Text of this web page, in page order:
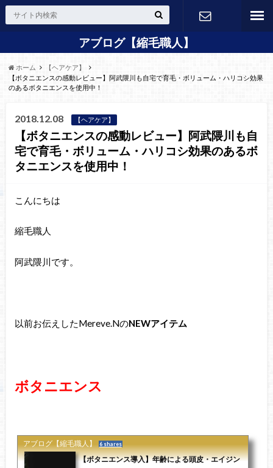
アブログ【縮毛職人】24H Web
予約
ホーム
【ヘアケア】
【ボタニエンスの感動レビュー】阿武隈川も自宅で育毛・ボリューム・ハリコシ効果
のあるボタニエンスを使用中！
2018.12.08 【ヘアケア】
【ボタニエンスの感動レビュー】阿武隈川も自
宅で育毛・ボリューム・ハリコシ効果のあるボ
タニエンスを使用中！
こんにちは
縮毛職人
阿武隈川です。
以前お伝えしたMereve.NのNEWアイテム
ボタニエンス
アブログ【縮毛職人】 6 shares
【ボタニエンス導入】年齢による頭皮・エイジン